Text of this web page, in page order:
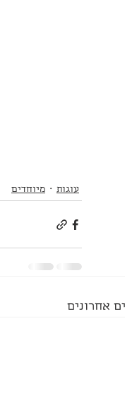
עוגות מיוחדים
אחרונים